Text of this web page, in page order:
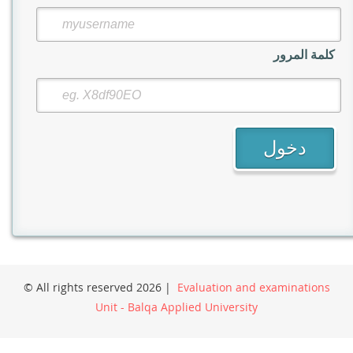
كلمة المرور
© All rights reserved 2026 | Evaluation and examinations
Unit - Balqa Applied University